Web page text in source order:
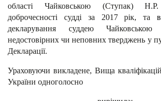
області Чайковською (Ступак)
доброчесності судді за 2017 рік, та
декларування суддею
недостовірних чи неповних тверджень у
Декларації.
Ураховуючи викладене, Вища
України одноголосно